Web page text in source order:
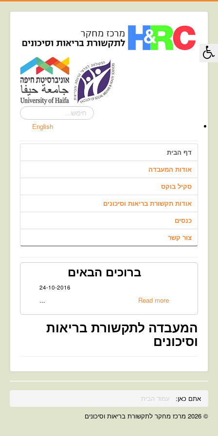
חיפוש...
English
דף הבית
אודות המעבדה
סקיל בוקס
אודות תקשורת בריאות וסיכונים
כנסים
צור קשר
ברוכים הבאים
24-10-2016
... Read more
המעבדה לתקשורת בריאות
וסיכונים
אתם כאן:
עמוד הבית
© 2026 מרכז מחקר לתקשורת בריאות וסיכונים